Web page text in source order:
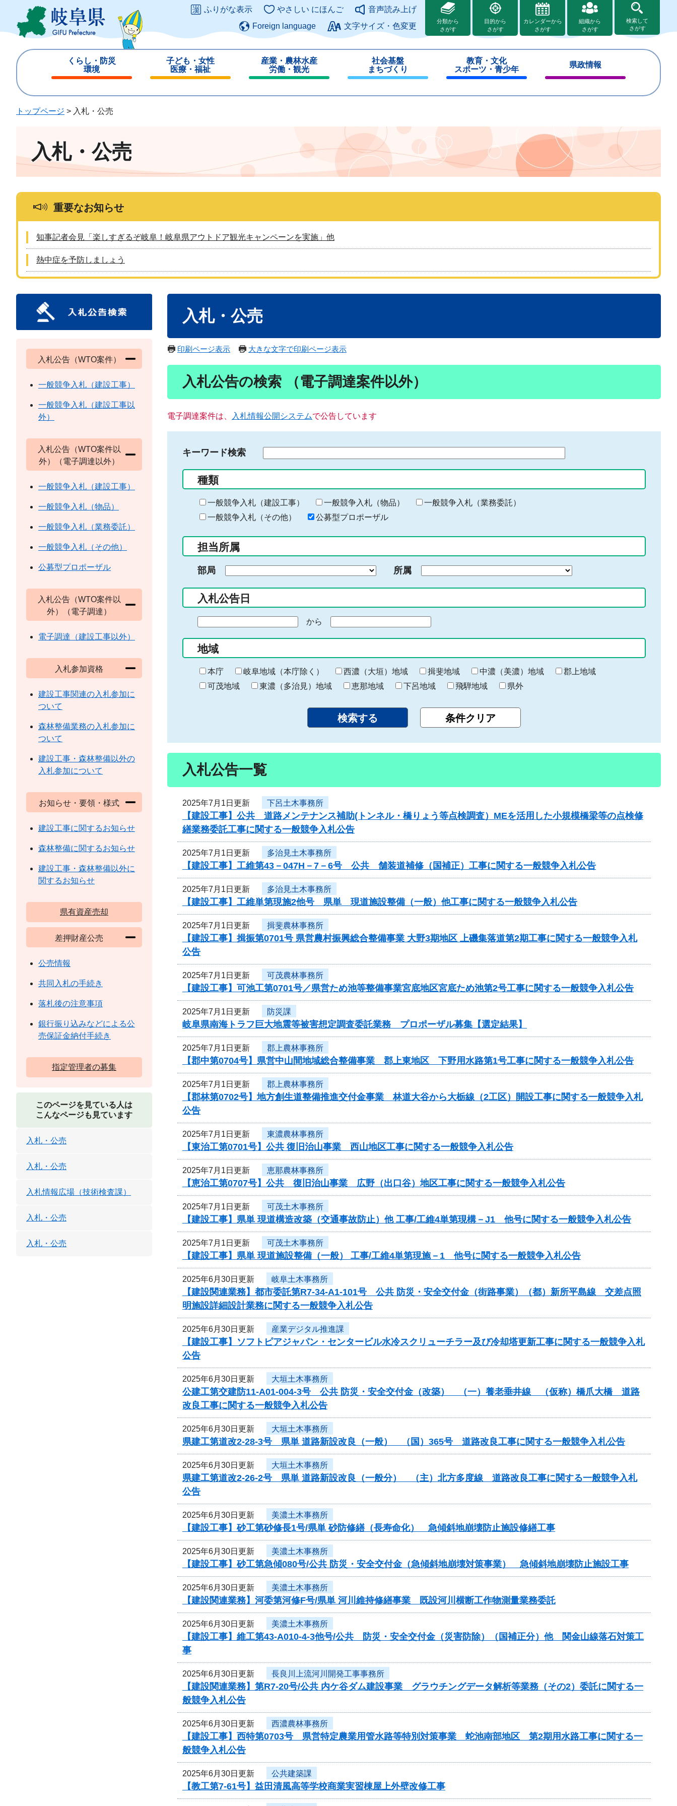
ジ
ュ
このページの本文へ
ふりがな表示 やさしい にほんご
音声読み上げ
Foreign language
文字サイズ・色変更
分類から
さがす
目的から
さがす
カレンダーから
さがす
組織から
さがす
検索して
さがす
くらし・防災
環境
じ
子ども・女性
医療・福祉
じ
産業・農林水産
労働・観光
じ
社会基盤
まちづくり
じ
教育・文化
スポーツ・青少年
じ
県政情報
じ
トップページ > 入札・公売
入札・公売
重要なお知らせ
知事記者会見「楽しすぎるぞ岐阜！岐阜県アウトドア観光キャンペーンを実施」他
熱中症を予防しましょう
入札・公売
印刷ページ表示 大きな文字で印刷ページ表示
入札公告の検索 （電子調達案件以外）
電子調達案件は、 入札情報公開システムで公告しています
キーワード検索
る
キ
ー
ー
入
力
種類
一般競争入札（建設工事） 一般競争入札（物品）
一般競争入札（業務委託）
一般競争入札（その他）
公募型プロポーザル
担当所属
部局 所属
入札公告日
の
始
ま
り
から
終
わ
り
地域
本庁 岐阜地域（本庁除く） 西濃（大垣）地域 揖斐地域 中濃（美濃）地域
郡上地域
可茂地域
東濃（多治見）地域 恵那地域 下呂地域 飛騨地域 県外
入札公告一覧
2025年7月1日更新 下呂土木事務所
【建設工事】公共 道路メンテナンス補助(トンネル・橋りょう等点検調査）MEを活用した小規模橋梁等の点検修
繕業務委託工事に関する一般競争入札公告
2025年7月1日更新 多治見土木事務所
【建設工事】工維第43－047H－7－6号 公共 舗装道補修（国補正）工事に関する一般競争入札公告
2025年7月1日更新 多治見土木事務所
【建設工事】工維単第現施2他号 県単 現道施設整備（一般）他工事に関する一般競争入札公告
2025年7月1日更新 揖斐農林事務所
【建設工事】揖振第0701号 県営農村振興総合整備事業 大野3期地区 上磯集落道第2期工事に関する一般競争入札
公告
2025年7月1日更新 可茂農林事務所
【建設工事】可池工第0701号／県営ため池等整備事業宮底地区宮底ため池第2号工事に関する一般競争入札公告
2025年7月1日更新 防災課
岐阜県南海トラフ巨大地震等被害想定調査委託業務 プロポーザル募集【選定結果】
2025年7月1日更新 郡上農林事務所
【郡中第0704号】県営中山間地域総合整備事業 郡上東地区 下野用水路第1号工事に関する一般競争入札公告
2025年7月1日更新 郡上農林事務所
【郡林第0702号】地方創生道整備推進交付金事業 林道大谷から大栃線（2工区）開設工事に関する一般競争入札
公告
2025年7月1日更新 東濃農林事務所
【東治工第0701号】公共 復旧治山事業 西山地区工事に関する一般競争入札公告
2025年7月1日更新 恵那農林事務所
【恵治工第0707号】公共 復旧治山事業 広野（出口谷）地区工事に関する一般競争入札公告
2025年7月1日更新 可茂土木事務所
【建設工事】県単 現道構造改築（交通事故防止）他 工事/工維4単第現構－J1 他号に関する一般競争入札公告
2025年7月1日更新 可茂土木事務所
【建設工事】県単 現道施設整備（一般） 工事/工維4単第現施－1 他号に関する一般競争入札公告
2025年6月30日更新 岐阜土木事務所
【建設関連業務】都市委託第R7-34-A1-101号 公共 防災・安全交付金（街路事業）（都）新所平島線 交差点照
明施設詳細設計業務に関する一般競争入札公告
2025年6月30日更新 産業デジタル推進課
【建設工事】ソフトピアジャパン・センタービル水冷スクリューチラー及び冷却塔更新工事に関する一般競争入札
公告
2025年6月30日更新 大垣土木事務所
公建工第交建防11-A01-004-3号 公共 防災・安全交付金（改築） （一）養老垂井線 （仮称）橋爪大橋 道路
改良工事に関する一般競争入札公告
2025年6月30日更新 大垣土木事務所
県建工第道改2-28-3号 県単 道路新設改良（一般） （国）365号 道路改良工事に関する一般競争入札公告
2025年6月30日更新 大垣土木事務所
県建工第道改2-26-2号 県単 道路新設改良（一般分） （主）北方多度線 道路改良工事に関する一般競争入札
公告
2025年6月30日更新 美濃土木事務所
【建設工事】砂工第砂修長1号/県単 砂防修繕（長寿命化） 急傾斜地崩壊防止施設修繕工事
2025年6月30日更新 美濃土木事務所
【建設工事】砂工第急傾080号/公共 防災・安全交付金（急傾斜地崩壊対策事業） 急傾斜地崩壊防止施設工事
2025年6月30日更新 美濃土木事務所
【建設関連業務】河委第河修F号/県単 河川維持修繕事業 既設河川横断工作物測量業務委託
2025年6月30日更新 美濃土木事務所
【建設工事】維工第43-A010-4-3他号/公共 防災・安全交付金（災害防除）（国補正分）他 関金山線落石対策工
事
2025年6月30日更新 長良川上流河川開発工事事務所
【建設関連業務】第R7-20号/公共 内ケ谷ダム建設事業 グラウチングデータ解析等業務（その2）委託に関する一
般競争入札公告
2025年6月30日更新 西濃農林事務所
【建設工事】西特第0703号 県営特定農業用管水路等特別対策事業 蛇池南部地区 第2期用水路工事に関する一
般競争入札公告
2025年6月30日更新 公共建築課
【教工第7-61号】益田清風高等学校商業実習棟屋上外壁改修工事
入札公告（WTO案件）
一般競争入札（建設工事）
一般競争入札（建設工事以
外）
入札公告（WTO案件以
外）（電子調達以外）
一般競争入札（建設工事）
一般競争入札（物品）
一般競争入札（業務委託）
一般競争入札（その他）
公募型プロポーザル
入札公告（WTO案件以
外）（電子調達）
電子調達（建設工事以外）
入札参加資格
建設工事関連の入札参加に
ついて
森林整備業務の入札参加に
ついて
建設工事・森林整備以外の
入札参加について
お知らせ・要領・様式
建設工事に関するお知らせ
森林整備に関するお知らせ
建設工事・森林整備以外に
関するお知らせ
県有資産売却
差押財産公売
公売情報
共同入札の手続き
落札後の注意事項
銀行振り込みなどによる公
売保証金納付手続き
指定管理者の募集
このページを見ている人は
こんなページも見ています
入札・公売
入札・公売
入札情報広場（技術検査課）
入札・公売
入札・公売